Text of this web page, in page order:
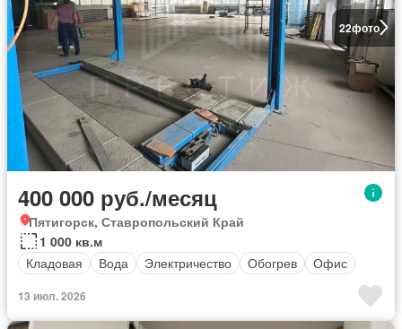
22фото
400 000 руб./месяц
Пятигорск, Ставропольский Край
1 000 кв.м
Кладовая
Вода Электричество Обогрев Офис
13 июл. 2026